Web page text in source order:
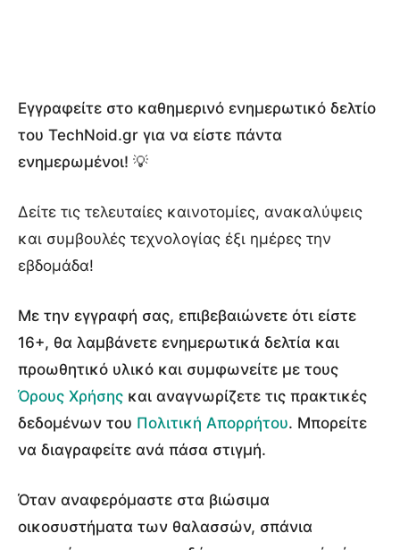
Εγγραφείτε στο καθημερινό ενημερωτικό δελτίο
του TechNoid.gr για να είστε πάντα
ενημερωμένοι! 💡
Δείτε τις τελευταίες καινοτομίες, ανακαλύψεις
και συμβουλές τεχνολογίας έξι ημέρες την
εβδομάδα!
Με την εγγραφή σας, επιβεβαιώνετε ότι είστε
16+, θα λαμβάνετε ενημερωτικά δελτία και
προωθητικό υλικό και συμφωνείτε με τους
Όρους Χρήσης και αναγνωρίζετε τις πρακτικές
δεδομένων του Πολιτική Απορρήτου. Μπορείτε
να διαγραφείτε ανά πάσα στιγμή.
Όταν αναφερόμαστε στα βιώσιμα
οικοσυστήματα των θαλασσών, σπάνια